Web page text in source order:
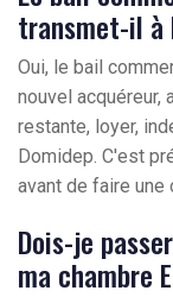
transmet-il à
Oui, le bail
nouvel acquéreur,
restante, loyer,
Domidep. C'est
avant de faire une
Dois-je
ma chambre